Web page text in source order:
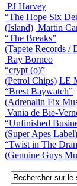
PJ Harvey
“The Hope Six
(Island) Martin
“The Breaks”
(Tapete Records /
Ray Borneo
“crypt (o​)”
(Petrol Chips) LE
“Brest Baywatch”
(Adrenalin Fix
Vania de Bie-
“Unfinished
(Super Apes Label)
“Twist in The
(Genuine Guys